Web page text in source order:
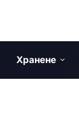
Хранене